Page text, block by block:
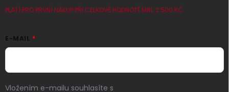
PLATÍ PRO PRVNÍ NÁKUP PŘI CELKOVÉ HODNOTĚ MIN. 2 500 KČ
E-MAIL
Vložením e-mailu souhlasíte s